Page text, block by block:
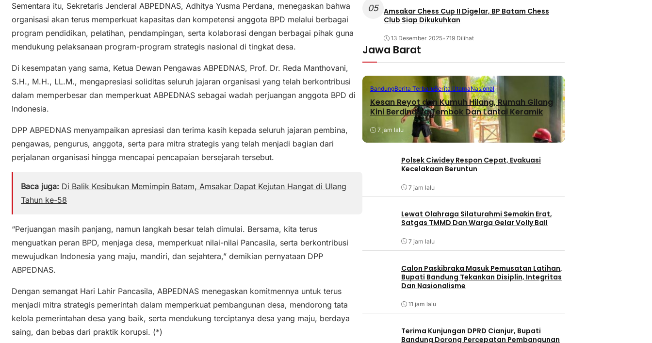
Sementara itu, Sekretaris Jenderal ABPEDNAS, Adhitya Yusma Perdana, menegaskan bahwa
organisasi akan terus memperkuat kapasitas dan kompetensi anggota BPD melalui berbagai
program pendidikan, pelatihan, pendampingan, serta kolaborasi dengan berbagai pihak guna
mendukung pelaksanaan program-program strategis nasional di tingkat desa.
Di kesempatan yang sama, Ketua Dewan Pengawas ABPEDNAS, Prof. Dr. Reda Manthovani,
S.H., M.H., LL.M., mengapresiasi soliditas seluruh jajaran organisasi yang telah berkontribusi
dalam memperbesar dan memperkuat ABPEDNAS sebagai wadah perjuangan anggota BPD di
Indonesia.
DPP ABPEDNAS menyampaikan apresiasi dan terima kasih kepada seluruh jajaran pembina,
pengawas, pengurus, anggota, serta para mitra strategis yang telah menjadi bagian dari
perjalanan organisasi hingga mencapai pencapaian bersejarah tersebut.
Baca juga: Di Balik Kesibukan Memimpin Batam, Amsakar Dapat Kejutan Hangat di Ulang
Tahun ke-58
“Perjuangan masih panjang, namun langkah besar telah dimulai. Bersama, kita terus
menguatkan peran BPD, menjaga desa, memperkuat nilai-nilai Pancasila, serta berkontribusi
mewujudkan Indonesia yang maju, mandiri, dan sejahtera,” demikian pernyataan DPP
ABPEDNAS.
Dengan semangat Hari Lahir Pancasila, ABPEDNAS menegaskan komitmennya untuk terus
menjadi mitra strategis pemerintah dalam memperkuat pembangunan desa, mendorong tata
kelola pemerintahan desa yang baik, serta mendukung terciptanya desa yang maju, berdaya
saing, dan bebas dari praktik korupsi. (*)
05 Amsakar Chess Cup II Digelar, BP Batam Chess
Club Siap Dikukuhkan
13 Desember 2025•719 Dilihat
Jawa Barat
BandungBerita TerbaruBerita UtamaNasional
Kesan Reyot dan Kumuh Hilang, Rumah Gilang
Kini Berdinding Tembok Dan Lantai Keramik
7 jam lalu
Polsek Ciwidey Respon Cepat, Evakuasi
Kecelakaan Beruntun
7 jam lalu
Lewat Olahraga Silaturahmi Semakin Erat,
Satgas TMMD Dan Warga Gelar Volly Ball
7 jam lalu
Calon Paskibraka Masuk Pemusatan Latihan,
Bupati Bandung Tekankan Disiplin, Integritas
Dan Nasionalisme
11 jam lalu
Terima Kunjungan DPRD Cianjur, Bupati
Bandung Dorong Percepatan Pembangunan